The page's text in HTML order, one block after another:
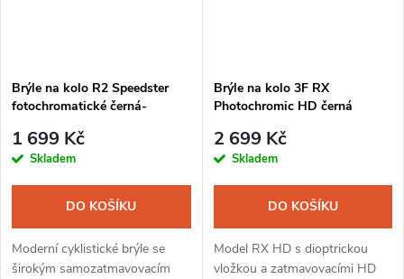
Brýle na kolo R2 Speedster
fotochromatické černá-
1 699 Kč
Skladem
DO KOŠÍKU
Moderní cyklistické brýle se
širokým samozatmavovacím
Brýle na kolo 3F RX
Photochromic HD černá
2 699 Kč
Skladem
DO KOŠÍKU
Model RX HD s dioptrickou
vložkou a zatmavovacími HD